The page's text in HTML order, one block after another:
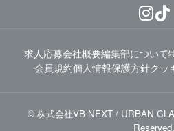
求人応募会社概要編集部について
会員規約個人情報保護方針クッ
© 株式会社VB NEXT / URBAN
Reserved.